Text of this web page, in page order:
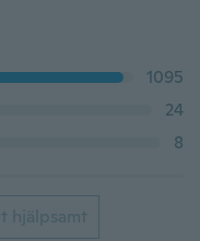
1095
24
8
hjälpsamt